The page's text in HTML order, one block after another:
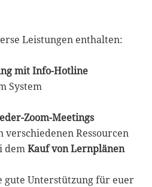
Leistungen enthalten:
mit Info-Hotline
System
Zoom-Meetings
verschiedenen Ressourcen
demKauf von Lernplänen
gute Unterstützung für euer